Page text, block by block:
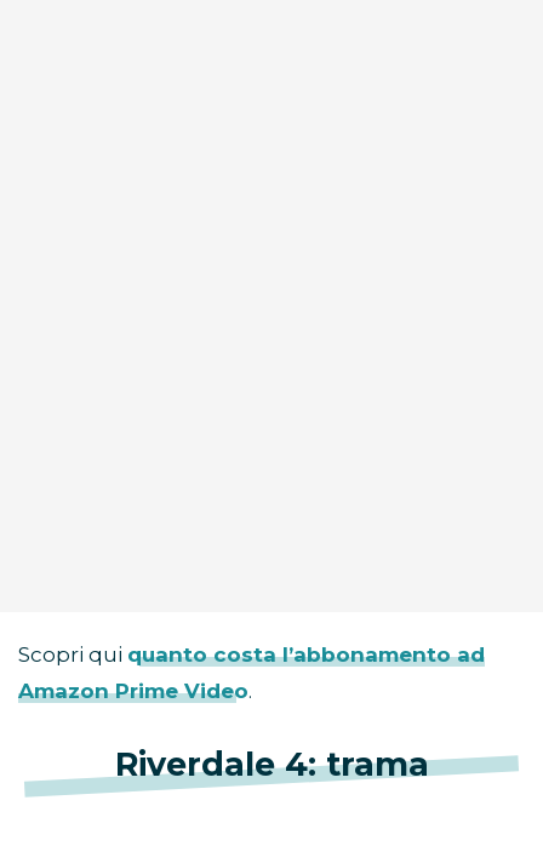
Scopri qui quanto costa l’abbonamento ad
Amazon Prime Video.
Riverdale 4: trama